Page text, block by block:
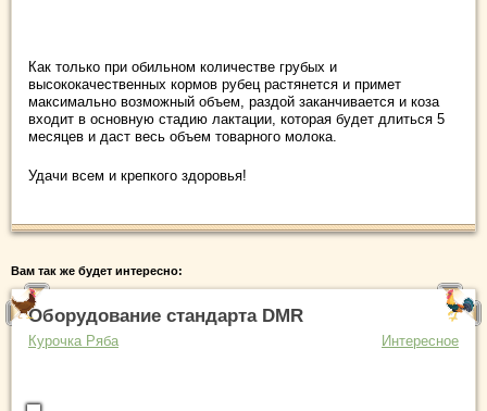
Как только при обильном количестве грубых и
высококачественных кормов рубец растянется и примет
максимально возможный объем, раздой заканчивается и коза
входит в основную стадию лактации, которая будет длиться 5
месяцев и даст весь объем товарного молока.
Удачи всем и крепкого здоровья!
Вам так же будет интересно:
Оборудование стандарта DMR
Курочка Ряба Интересное